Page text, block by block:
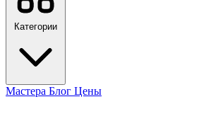
Категории
Мастера Блог Цены